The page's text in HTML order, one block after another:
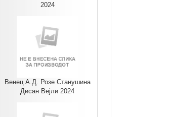
2024
Венец А.Д. Розе Станушина
Дисан Вејли 2024